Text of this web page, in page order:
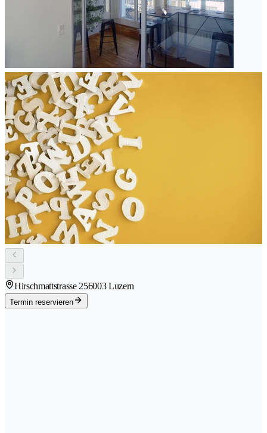
Hirschmattstrasse 256003 Luzern
Termin reservieren